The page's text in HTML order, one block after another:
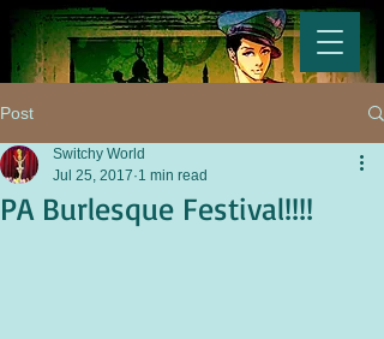
Post
PA Burlesque Festival!!!!
Switchy World
Jul 25, 2017 1 min read